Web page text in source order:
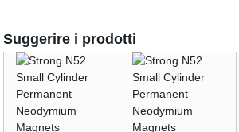
Suggerire i prodotti